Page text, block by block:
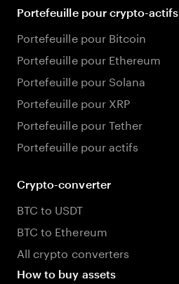
Portefeuille pour crypto-actifs
Portefeuille pour Bitcoin
Portefeuille pour Ethereum
Portefeuille pour Solana
Portefeuille pour XRP
Portefeuille pour Tether
Portefeuille pour actifs
Crypto-converter
BTC to USDT
BTC to Ethereum
All crypto converters
How to buy assets